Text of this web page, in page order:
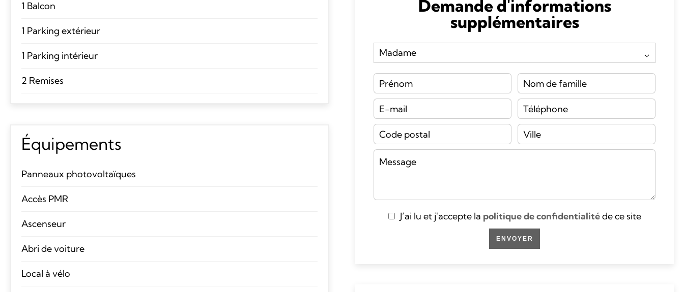
1 Balcon
1 Parking extérieur
1 Parking intérieur
2 Remises
Équipements
Panneaux photovoltaïques
Accès PMR
Ascenseur
Abri de voiture
Local à vélo
Demande d'informations
supplémentaires
J’ai lu et j'accepte la politique de confidentialitéde ce site
ENVOYER